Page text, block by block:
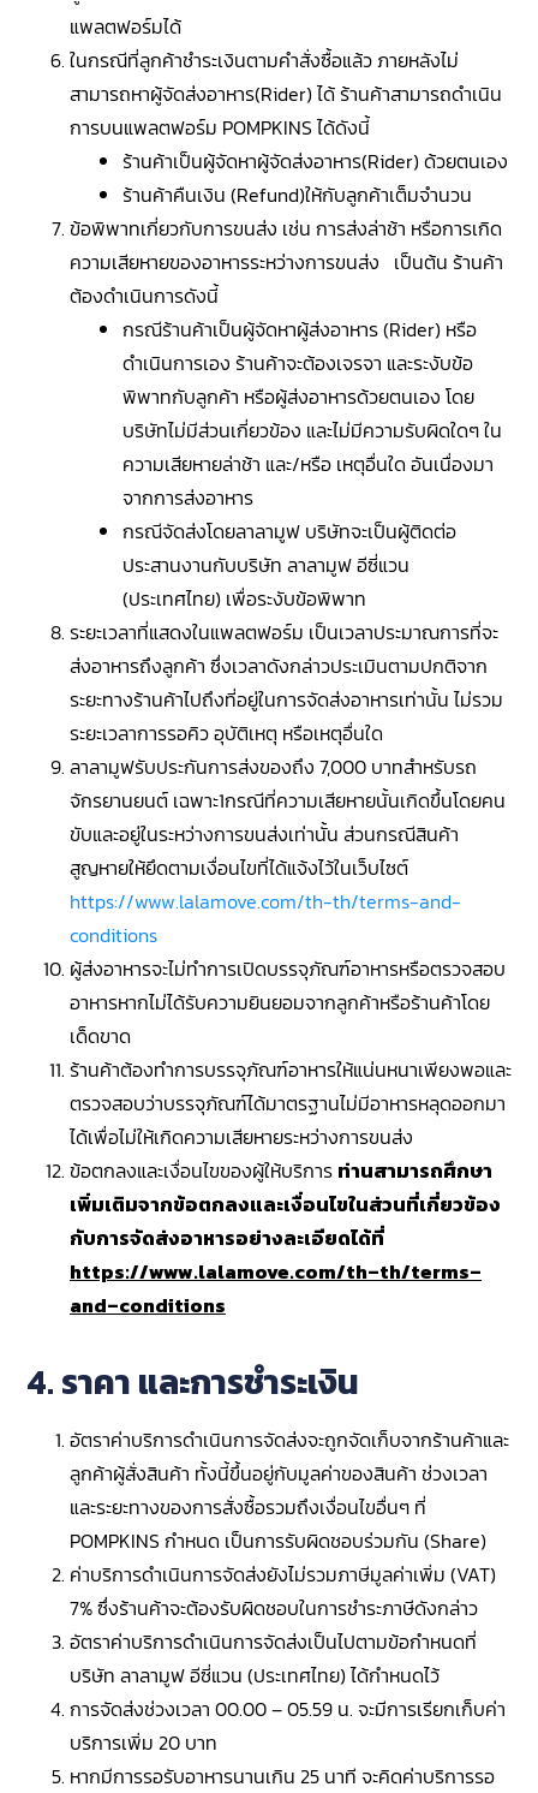
แพลตฟอร์มได้
ในกรณีที่ลูกค้าชำระเงินตามคำสั่งซื้อแล้ว ภายหลังไม่
สามารถหาผู้จัดส่งอาหาร(Rider) ได้ ร้านค้าสามารถดำเนิน
การบนแพลตฟอร์ม POMPKINS ได้ดังนี้
ร้านค้าเป็นผู้จัดหาผู้จัดส่งอาหาร(Rider) ด้วยตนเอง
ร้านค้าคืนเงิน (Refund)ให้กับลูกค้าเต็มจำนวน
ข้อพิพาทเกี่ยวกับการขนส่ง เช่น การส่งล่าช้า หรือการเกิด
ความเสียหายของอาหารระหว่างการขนส่ง เป็นต้น ร้านค้า
ต้องดำเนินการดังนี้
กรณีร้านค้าเป็นผู้จัดหาผู้ส่งอาหาร (Rider) หรือ
ดำเนินการเอง ร้านค้าจะต้องเจรจา และระงับข้อ
พิพาทกับลูกค้า หรือผู้ส่งอาหารด้วยตนเอง โดย
บริษัทไม่มีส่วนเกี่ยวข้อง และไม่มีความรับผิดใดๆ ใน
ความเสียหายล่าช้า และ/หรือ เหตุอื่นใด อันเนื่องมา
จากการส่งอาหาร
กรณีจัดส่งโดยลาลามูฟ บริษัทจะเป็นผู้ติดต่อ
ประสานงานกับบริษัท ลาลามูฟ อีซี่แวน
(ประเทศไทย) เพื่อระงับข้อพิพาท
ระยะเวลาที่แสดงในแพลตฟอร์ม เป็นเวลาประมาณการที่จะ
ส่งอาหารถึงลูกค้า ซึ่งเวลาดังกล่าวประเมินตามปกติจาก
ระยะทางร้านค้าไปถึงที่อยู่ในการจัดส่งอาหารเท่านั้น ไม่รวม
ระยะเวลาการรอคิว อุบัติเหตุ หรือเหตุอื่นใด
ลาลามูฟรับประกันการส่งของถึง 7,000 บาทสำหรับรถ
จักรยานยนต์ เฉพาะ1กรณีที่ความเสียหายนั้นเกิดขึ้นโดยคน
ขับและอยู่ในระหว่างการขนส่งเท่านั้น ส่วนกรณีสินค้า
สูญหายให้ยึดตามเงื่อนไขที่ได้แจ้งไว้ในเว็บไซต์
https://www.lalamove.com/th-th/terms-and-
conditions
ผู้ส่งอาหารจะไม่ทำการเปิดบรรจุภัณฑ์อาหารหรือตรวจสอบ
อาหารหากไม่ได้รับความยินยอมจากลูกค้าหรือร้านค้าโดย
เด็ดขาด
ร้านค้าต้องทำการบรรจุภัณฑ์อาหารให้แน่นหนาเพียงพอและ
ตรวจสอบว่าบรรจุภัณฑ์ได้มาตรฐานไม่มีอาหารหลุดออกมา
ได้เพื่อไม่ให้เกิดความเสียหายระหว่างการขนส่ง
ข้อตกลงและเงื่อนไขของผู้ให้บริการ ท่านสามารถศึกษา
เพิ่มเติมจากข้อตกลงและเงื่อนไขในส่วนที่เกี่ยวข้อง
กับการจัดส่งอาหารอย่างละเอียดได้ที่
https://www.lalamove.com/th–th/terms–
and–conditions
4. ราคา และการชำระเงิน
อัตราค่าบริการดำเนินการจัดส่งจะถูกจัดเก็บจากร้านค้าและ
ลูกค้าผู้สั่งสินค้า ทั้งนี้ขึ้นอยู่กับมูลค่าของสินค้า ช่วงเวลา
และระยะทางของการสั่งซื้อรวมถึงเงื่อนไขอื่นๆ ที่
POMPKINS กำหนด เป็นการรับผิดชอบร่วมกัน (Share)
ค่าบริการดำเนินการจัดส่งยังไม่รวมภาษีมูลค่าเพิ่ม (VAT)
7% ซึ่งร้านค้าจะต้องรับผิดชอบในการชำระภาษีดังกล่าว
อัตราค่าบริการดำเนินการจัดส่งเป็นไปตามข้อกำหนดที่
บริษัท ลาลามูฟ อีซี่แวน (ประเทศไทย) ได้กำหนดไว้
การจัดส่งช่วงเวลา 00.00 – 05.59 น. จะมีการเรียกเก็บค่า
บริการเพิ่ม 20 บาท
หากมีการรอรับอาหารนานเกิน 25 นาที จะคิดค่าบริการรอ